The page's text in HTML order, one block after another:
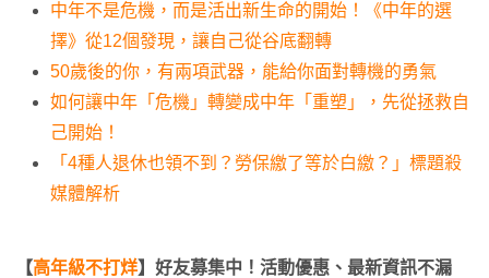
中年不是危機，而是活出新生命的開始！《中年的選
擇》從12個發現，讓自己從谷底翻轉
50歲後的你，有兩項武器，能給你面對轉機的勇氣
如何讓中年「危機」轉變成中年「重塑」，先從拯救自
己開始！
「4種人退休也領不到？勞保繳了等於白繳？」標題殺
媒體解析
【高年級不打烊】好友募集中！活動優惠、最新資訊不漏